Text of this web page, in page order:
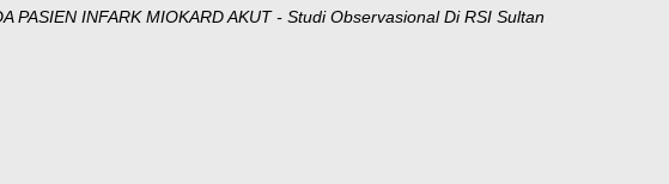
PASIEN INFARK MIOKARD AKUT - Studi Observasional Di RSI Sultan